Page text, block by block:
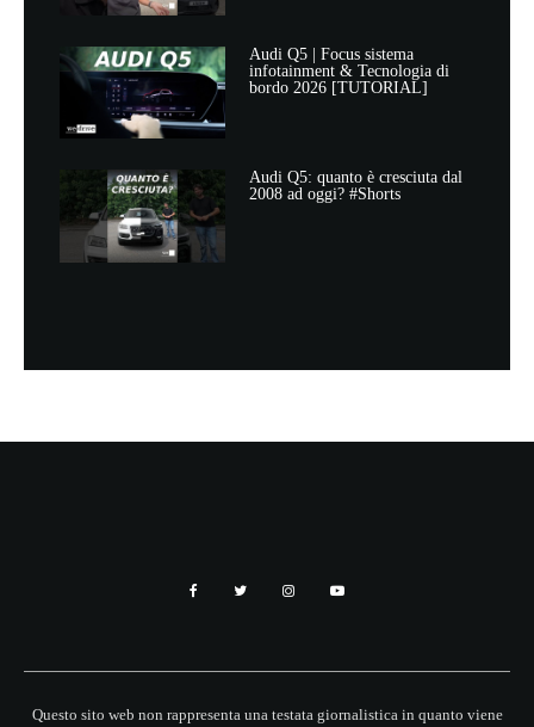
Audi Q5 | Focus sistema
infotainment & Tecnologia di
bordo 2026 [TUTORIAL]
Audi Q5: quanto è cresciuta dal
2008 ad oggi? #Shorts
Questo sito web non rappresenta una testata giornalistica in quanto viene